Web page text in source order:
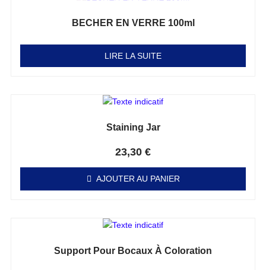
BECHER EN VERRE 100ml
LIRE LA SUITE
Staining Jar
23,30 €
AJOUTER AU PANIER
Support Pour Bocaux À Coloration